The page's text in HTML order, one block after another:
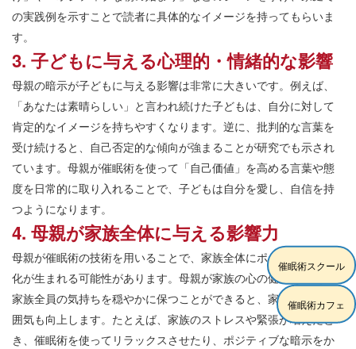
の実践例を示すことで読者に具体的なイメージを持ってもらいま
す。
3. 子どもに与える心理的・情緒的な影響
母親の暗示が子どもに与える影響は非常に大きいです。例えば、
「あなたは素晴らしい」と言われ続けた子どもは、自分に対して
肯定的なイメージを持ちやすくなります。逆に、批判的な言葉を
受け続けると、自己否定的な傾向が強まることが研究でも示され
ています。母親が催眠術を使って「自己価値」を高める言葉や態
度を日常的に取り入れることで、子どもは自分を愛し、自信を持
つようになります。
4. 母親が家族全体に与える影響力
母親が催眠術の技術を用いることで、家族全体にポジティブな変
化が生まれる可能性があります。母親が家族の心の健康を支え、
家族全員の気持ちを穏やかに保つことができると、家庭全体の雰
囲気も向上します。たとえば、家族のストレスや緊張が増えたと
き、催眠術を使ってリラックスさせたり、ポジティブな暗示をか
催眠術スクール
催眠術カフェ